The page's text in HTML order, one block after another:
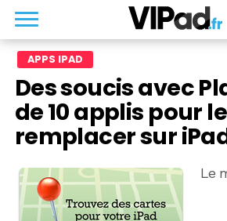
APPS IPAD
Des soucis avec
de 10 applis pour le
remplacer sur
Le